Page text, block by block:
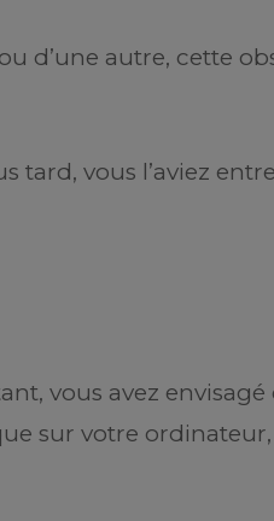
d’une autre, cette
tard, vous l’aviez
vous avez
sur votre